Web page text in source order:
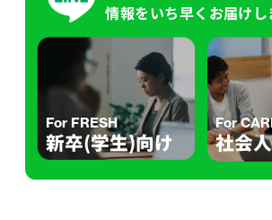
情報をいち早くお届けし
For FRESH
新卒(学生)向け
For
社会